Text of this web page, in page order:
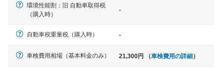
軽自動車
環境性能割：旧 自動車取得税
（購入時）
-
自動車税重量税（購入時） -
車検費用相場（基本料金のみ） 21,300円 （車検費用の詳細）